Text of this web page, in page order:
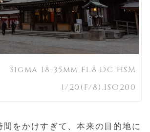
Sigma 18-35mm F1.8 DC HSM
1/20(F/8),ISO200
間をかけすぎて、本来の目的地に